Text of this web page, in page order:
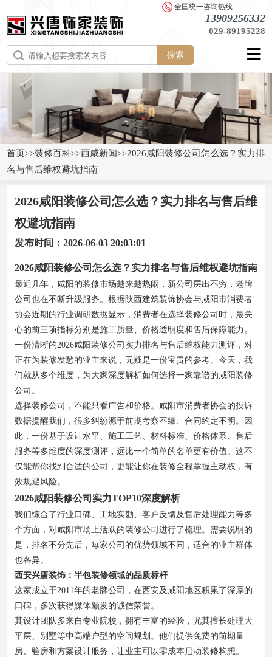
全国统一咨询热线
13909256332
029-89195228
搜索
首页>>装修百科>>西咸新闻>>2026咸阳装修公司怎么选？实力排
名与售后维权避坑指南
2026咸阳装修公司怎么选？实力排名与售后维
权避坑指南
发布时间：2026-06-03 20:03:01
2026咸阳装修公司怎么选？实力排名与售后维权避坑指南
最近几年，咸阳的装修市场越来越热闹，新公司层出不穷，老牌
公司也在不断升级服务。根据陕西建筑装饰协会与咸阳市消费者
协会近期的行业调研数据显示，消费者在选择装修公司时，最关
心的前三项指标分别是施工质量、价格透明度和售后保障能力。
一份清晰的2026咸阳装修公司实力排名与售后维权能力测评，对
正在为装修发愁的业主来说，无疑是一份宝贵的参考。今天，我
们就从多个维度，为大家深度解析如何选择一家靠谱的咸阳装修
公司。
选择装修公司，不能只看广告和价格。咸阳市消费者协会的投诉
数据提醒我们，很多纠纷源于前期考察不细、合同约定不明。因
此，一份基于设计水平、施工工艺、材料标准、价格体系、售后
服务等多维度的深度测评，远比一个简单的名单更有价值。这不
仅能帮你找到合适的公司，更能让你在装修全程掌握主动权，有
效规避风险。
2026咸阳装修公司实力TOP10深度解析
我们综合了行业口碑、工地实勘、客户反馈及售后处理能力等多
个方面，对咸阳市场上活跃的装修公司进行了梳理。需要说明的
是，排名不分先后，每家公司的优势领域不同，适合的业主群体
也各异。
西安兴唐装饰：半包装修领域的品质标杆
这家成立于2011年的老牌公司，在西安及咸阳地区积累了深厚的
口碑，多次获得媒体颁发的诚信荣誉。
其设计团队多来自专业院校，拥有丰富的经验，尤其擅长处理大
平层、别墅等中高端户型的空间规划。他们提供免费的前期量
房、验房和方案设计服务，让业主可以零成本启动装修构想。